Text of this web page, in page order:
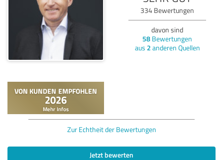
334 Bewertungen
davon sind
58 Bewertungen
aus 2 anderen Quellen
Zur Echtheit der Bewertungen
Jetzt bewerten